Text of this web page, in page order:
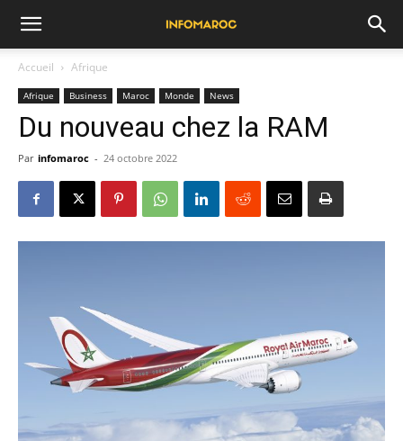
Accueil Afrique
Afrique Business Maroc Monde News
Du nouveau chez la RAM
Par infomaroc - 24 octobre 2022